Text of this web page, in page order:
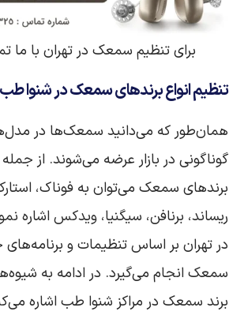
برای تنظیم سمعک در تهران با ما
تنظیم انواع برندهای سمعک در شنوا طب
همان‌طور که می‌دانید سمعک‌ها در
گوناگونی در بازار عرضه می‌شوند. از
برندهای سمعک می‌توان به فوناک،
ریساند، برنافن، سیگنیا، ویدکس اشاره
در تهران بر اساس تنظیمات و
سمعک انجام می‌گیرد. در ادامه به
برند سمعک در مراکز شنوا طب اشاره